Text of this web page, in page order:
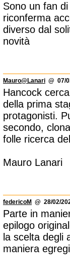
Sono un fan
riconferma
diverso dal
novità
Mauro@Lanari @ 07/
Hancock
della prima
protagonisti.
secondo,
folle ricerca
Mauro Lanari
federicoM @ 28/02/
Parte in
epilogo
la scelta degli
maniera